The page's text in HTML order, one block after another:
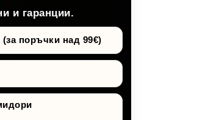
и гаранции.
поръчки над 99€)